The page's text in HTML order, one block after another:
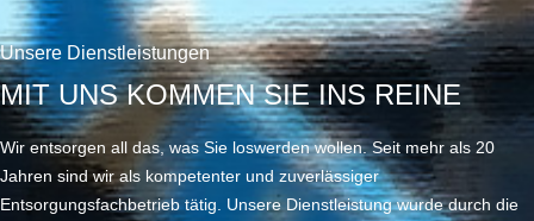
Unsere Dienstleistungen
MIT UNS KOMMEN SIE INS REINE
Wir entsorgen all das, was Sie loswerden wollen. Seit mehr als 20
Jahren sind wir als kompetenter und zuverlässiger
Entsorgungsfachbetrieb tätig. Unsere Dienstleistung wurde durch die